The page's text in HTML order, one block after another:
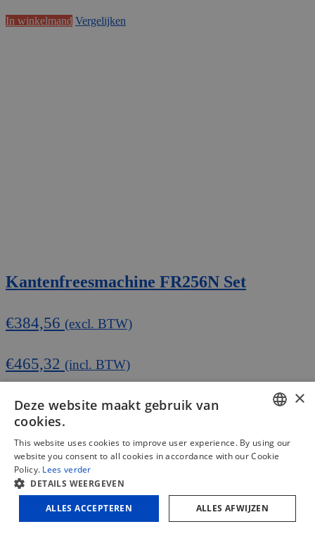
In winkelmand Vergelijken
Kantenfreesmachine FR256N Set
€384,56 (excl. BTW)
€465,32 (incl. BTW)
In winkelmand Vergelijken
FRENCH
×
Deze website maakt gebruik van
cookies.
This website uses cookies to improve user experience. By using our
website you consent to all cookies in accordance with our Cookie
Policy. Lees verder
DETAILS WEERGEVEN
ALLES ACCEPTEREN ALLES AFWIJZEN